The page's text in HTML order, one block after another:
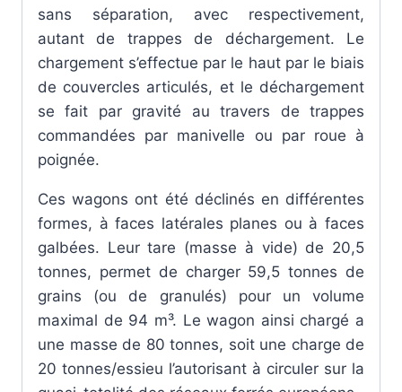
sans séparation, avec respectivement,
autant de trappes de déchargement. Le
chargement s’effectue par le haut par le biais
de couvercles articulés, et le déchargement
se fait par gravité au travers de trappes
commandées par manivelle ou par roue à
poignée.
Ces wagons ont été déclinés en différentes
formes, à faces latérales planes ou à faces
galbées. Leur tare (masse à vide) de 20,5
tonnes, permet de charger 59,5 tonnes de
grains (ou de granulés) pour un volume
maximal de 94 m³. Le wagon ainsi chargé a
une masse de 80 tonnes, soit une charge de
20 tonnes/essieu l’autorisant à circuler sur la